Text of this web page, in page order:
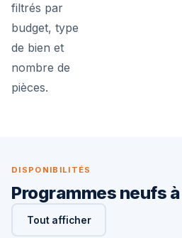
filtrés par
budget, type
de bien et
nombre de
pièces.
DISPONIBILITÉS
Programmes neufs
Tout afficher